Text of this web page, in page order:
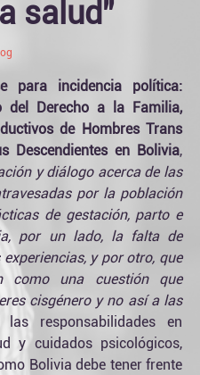
salud”
para incidencia política:
del Derecho a la Familia,
de Hombres Trans
Descendientes en Bolivia,
y diálogo acerca de las
por la población
de gestación, parto e
por un lado, la falta de
y por otro, que
como una cuestión que
cisgénero y no así a las
las responsabilidades en
y cuidados psicológicos,
Bolivia debe tener frente